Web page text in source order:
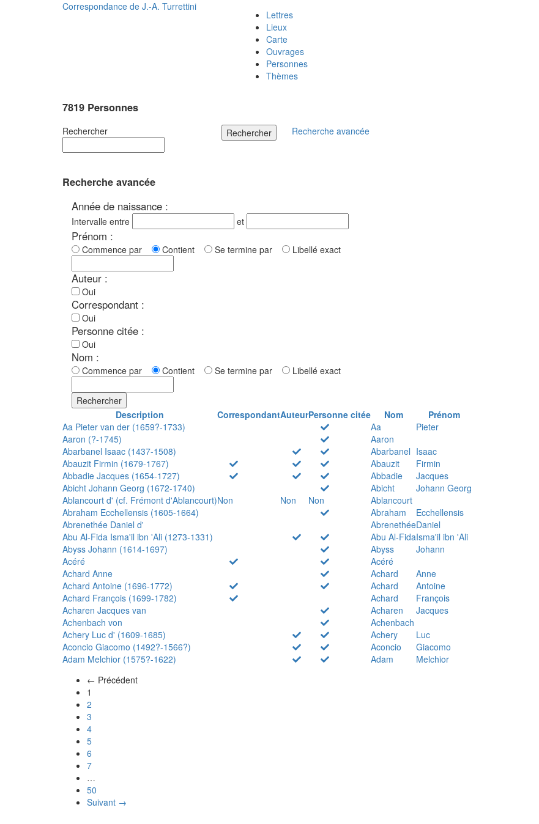
Correspondance de J.-A. Turrettini
Lettres
Lieux
Carte
Ouvrages
Personnes
Thèmes
7819 Personnes
Rechercher Rechercher Recherche avancée
Recherche avancée
Année de naissance :
Intervalle entre et
Prénom :
Commence par Contient Se termine par Libellé exact
Auteur :
Oui
Correspondant :
Oui
Personne citée :
Oui
Nom :
Commence par Contient Se termine par Libellé exact
Rechercher
Description
CorrespondantAuteurPersonne citée Nom
Prénom
Aa Pieter van der (1659?-1733)
Aa
Pieter
Aaron (?-1745)
Aaron
Abarbanel Isaac (1437-1508)
Abarbanel Isaac
Abauzit Firmin (1679-1767)
Abauzit
Firmin
Abbadie Jacques (1654-1727)
Abbadie
Jacques
Abicht Johann Georg (1672-1740)
Abicht
Johann Georg
Ablancourt d' (cf. Frémont d'Ablancourt)Non Non Non
Ablancourt
Abraham Ecchellensis (1605-1664)
Abraham
Ecchellensis
Abrenethée Daniel d'
AbrenethéeDaniel
Abu Al-Fida Isma'il ibn 'Ali (1273-1331)
Abu Al-FidaIsma'il ibn 'Ali
Abyss Johann (1614-1697)
Abyss
Johann
Acéré
Acéré
Achard Anne
Achard
Anne
Achard Antoine (1696-1772)
Achard
Antoine
Achard François (1699-1782)
Achard
François
Acharen Jacques van
Acharen
Jacques
Achenbach von
Achenbach
Achery Luc d' (1609-1685)
Achery
Luc
Aconcio Giacomo (1492?-1566?)
Aconcio
Giacomo
Adam Melchior (1575?-1622)
Adam
Melchior
← Précédent
1
2
3
4
5
6
7
…
50
Suivant →